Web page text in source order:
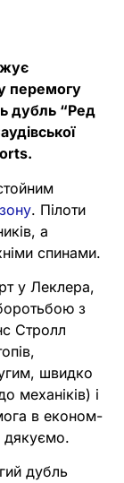
перемогу
дубль “Ред
. Пілоти
а
спинами.
у Леклера,
з
Стролл
швидко
механіків) і
в економ-
дякуємо.
дубль